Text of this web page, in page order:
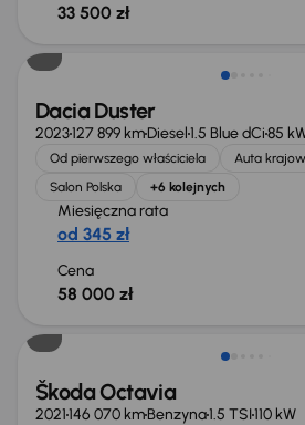
33 500 zł
Możliwość odliczenia VAT
Dacia Duster
2023127 899 kmDiesel1.5 Blue dCi85
Od pierwszego właściciela Auta
Salon Polska
+6 kolejnych
Miesięczna rata
od 345 zł
Cena
58 000 zł
Taniej o 1 000 zł
Škoda Octavia
2021146 070 kmBenzyna1.5 TSI110 kW